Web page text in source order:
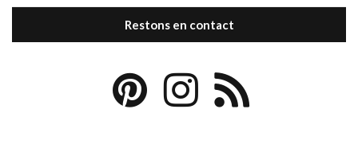
Restons en contact